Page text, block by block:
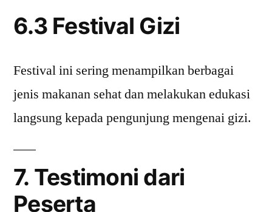
6.3 Festival Gizi
Festival ini sering menampilkan berbagai
jenis makanan sehat dan melakukan edukasi
langsung kepada pengunjung mengenai gizi.
7. Testimoni dari
Peserta